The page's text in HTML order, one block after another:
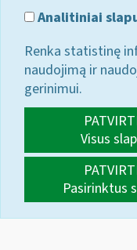
Analitiniai
Renka statistinę
naudojimą ir
gerinimui.
Visus
Pasirinktus